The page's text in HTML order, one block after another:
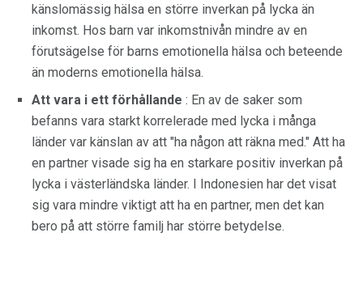
känslomässig hälsa en större inverkan på lycka än
inkomst. Hos barn var inkomstnivån mindre av en
förutsägelse för barns emotionella hälsa och beteende
än moderns emotionella hälsa.
Att vara i ett förhållande : En av de saker som
befanns vara starkt korrelerade med lycka i många
länder var känslan av att "ha någon att räkna med." Att ha
en partner visade sig ha en starkare positiv inverkan på
lycka i västerländska länder. I Indonesien har det visat
sig vara mindre viktigt att ha en partner, men det kan
bero på att större familj har större betydelse.